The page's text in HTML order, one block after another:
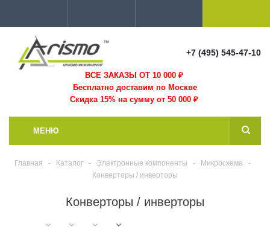
+7 (495) 545-47-10
ВСЕ ЗАКАЗЫ ОТ 10 000₽
Бесплатно доставим по Москве
Скидка 15% на сумму от 50 000 ₽
МЕНЮ
Главная - Каталог - Электронные компоненты - Микросхема
-
Конверторы / инверторы
Конверторы / инверторы